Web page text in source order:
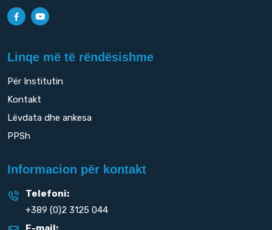
Linqe më të rëndësishme
Për Institutin
Kontakt
Lëvdata dhe ankesa
PPSh
Informacion për kontakt
Telefoni:
+389 (0)2 3125 044